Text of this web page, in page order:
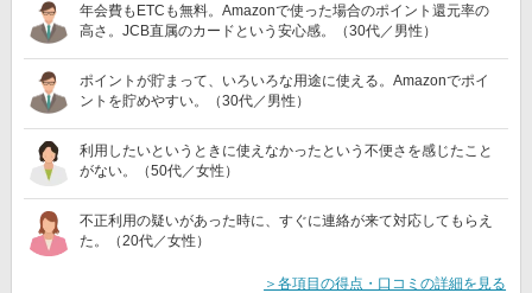
年会費もETCも無料。Amazonで使った場合のポイント還元率の
高さ。JCB直属のカードという安心感。（30代／男性）
ポイントが貯まって、いろいろな用途に使える。Amazonでポイ
ントを貯めやすい。（30代／男性）
利用したいというときに使えなかったという不便さを感じたこと
がない。（50代／女性）
不正利用の疑いがあった時に、すぐに連絡が来て対応してもらえ
た。（20代／女性）
＞各項目の得点・口コミの詳細を見る